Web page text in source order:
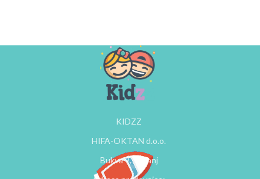
KIDZZ
HIFA-OKTAN d.o.o.
Bukva 9, Tešanj